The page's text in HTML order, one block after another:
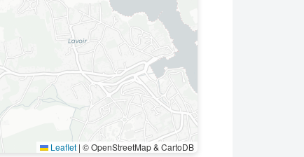
Leaflet | © OpenStreetMap & CartoDB